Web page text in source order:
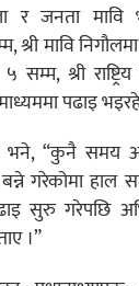
र जनता मावि
श्री मावि
श्री
पढाइ
भने, “कुनै समय
बन्ने गरेकोमा हाल
सुरु गरेपछि
।”